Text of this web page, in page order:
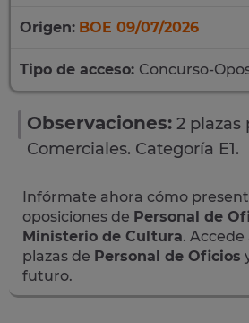
Origen: BOE 09/07/2026
Tipo de acceso: Concurso-
Observaciones: 2 plazas
Comerciales. Categoría E1.
Infórmate ahora cómo
oposiciones de Personal de
Ministerio de Cultura. Accede
plazas de Personal de Oficios
futuro.